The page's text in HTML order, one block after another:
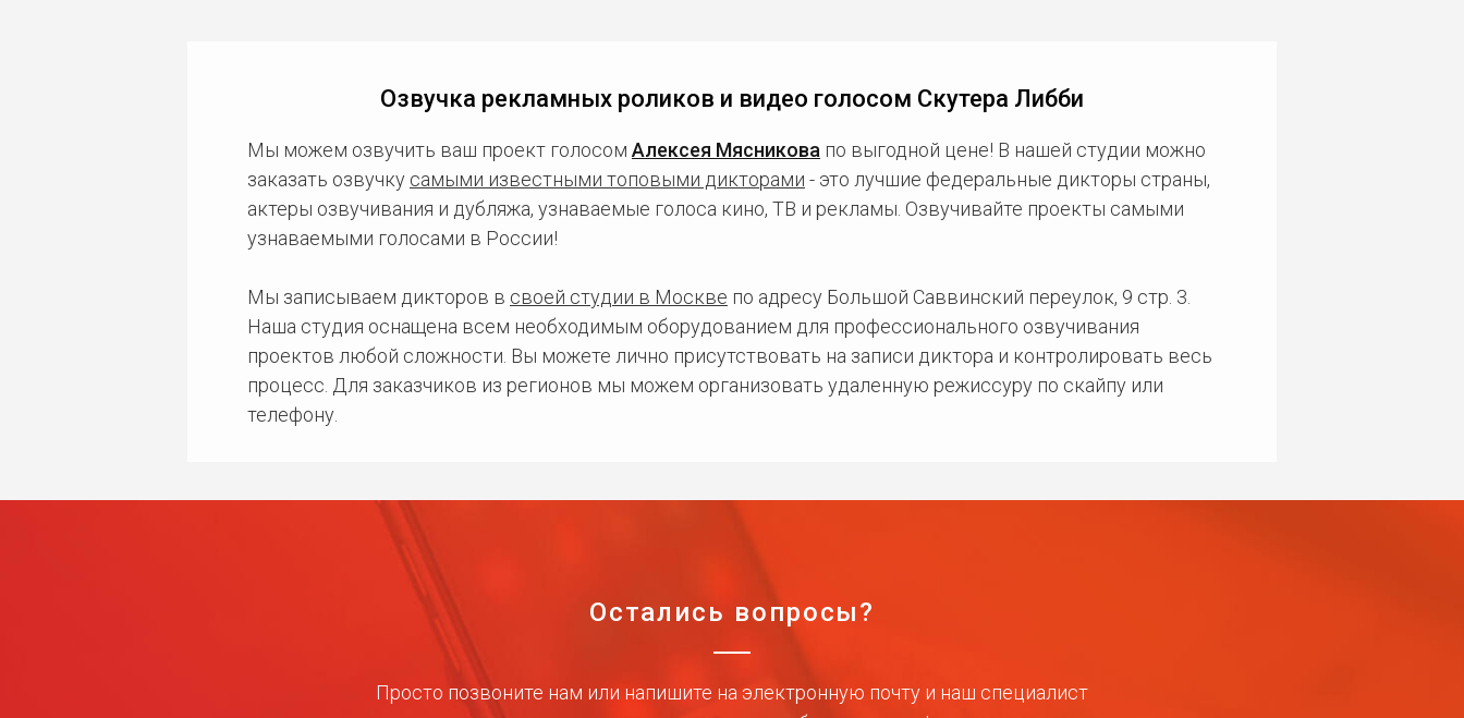
Озвучка рекламных роликов и видео голосом Скутера Либби
Мы можем озвучить ваш проект голосом Алексея Мясникова по выгодной цене! В нашей студии можно
заказать озвучку самыми известными топовыми дикторами - это лучшие федеральные дикторы страны,
актеры озвучивания и дубляжа, узнаваемые голоса кино, ТВ и рекламы. Озвучивайте проекты самыми
узнаваемыми голосами в России!
Мы записываем дикторов в своей студии в Москве по адресу Большой Саввинский переулок, 9 стр. 3.
Наша студия оснащена всем необходимым оборудованием для профессионального озвучивания
проектов любой сложности. Вы можете лично присутствовать на записи диктора и контролировать весь
процесс. Для заказчиков из регионов мы можем организовать удаленную режиссуру по скайпу или
телефону.
Остались вопросы?
Просто позвоните нам или напишите на электронную почту и наш специалист